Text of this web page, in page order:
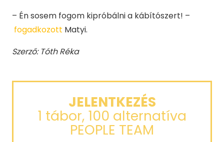
– Én sosem fogom kipróbálni a kábítószert! –
fogadkozott Matyi.
Szerző: Tóth Réka
JELENTKEZÉS
1 tábor, 100 alternatíva
PEOPLE TEAM